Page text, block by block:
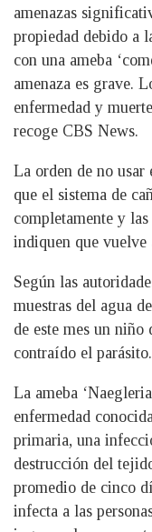
amenazas
propiedad debido a
con una ameba
amenaza es grave.
enfermedad y
recoge CBS News.
La orden de no usar
que el sistema de
completamente y
indiquen que
Según las
muestras del agua
de este mes un niño
contraído el parásito.
La ameba
enfermedad
primaria, una
destrucción del
promedio de cinco
infecta a las